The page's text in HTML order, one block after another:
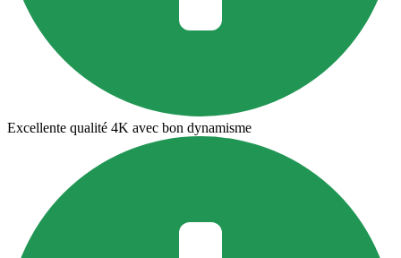
Excellente qualité 4K avec bon dynamisme